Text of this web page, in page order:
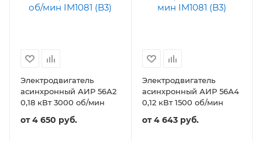
Электродвигатель
асинхронный АИР 56А2
0,18 кВт 3000 об/мин
от4 650 руб.
Электродвигатель
асинхронный АИР 56А4
0,12 кВт 1500 об/мин
от4 643 руб.